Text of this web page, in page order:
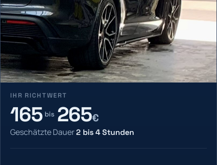
IHR RICHTWERT
165 bis 265€
Geschätzte Dauer2 bis4Stunden